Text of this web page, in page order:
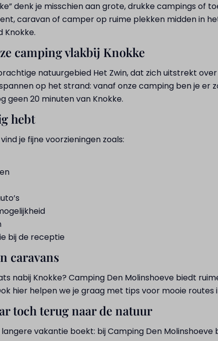
denk je misschien aan grote, drukke campings of
caravan of camper op ruime plekken midden in
Knokke.
camping vlakbij Knokke
natuurgebied Het Zwin, dat zich uitstrekt
op het strand: vanaf onze camping ben je
geen 20 minuten van Knokke.
hebt
je fijne voorzieningen zoals:
bij de receptie
caravans
nabij Knokke? Camping Den Molinshoeve biedt
hier helpen we je graag met tips voor mooie routes
toch terug naar de natuur
vakantie boekt: bij Camping Den